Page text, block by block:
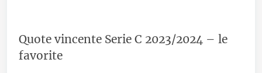
Quote vincente Serie C 2023/2024 – le
favorite